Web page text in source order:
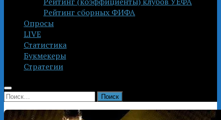
Рейтинг сборных ФИФА
Опросы
LIVE
Статистика
Букмекеры
Стратегии
Найти: